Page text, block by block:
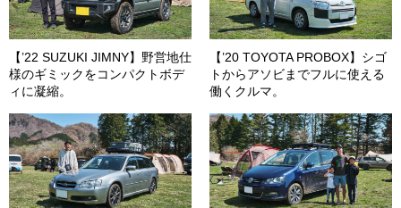
【’22 SUZUKI JIMNY】野営地仕
様のギミックをコンパクトボデ
ィに凝縮。
【’20 TOYOTA PROBOX】シゴ
トからアソビまでフルに使える
働くクルマ。